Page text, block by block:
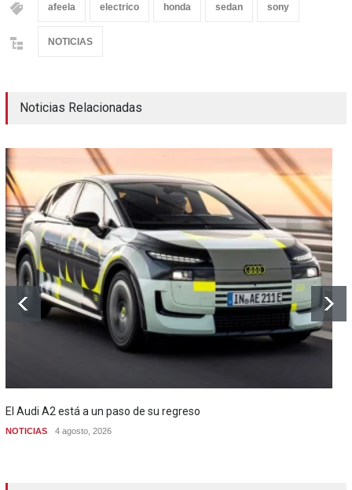
afeela electrico honda sedan sony
NOTICIAS
Noticias Relacionadas
El Audi A2 está a un paso de su regreso
NOTICIAS 4 agosto, 2026